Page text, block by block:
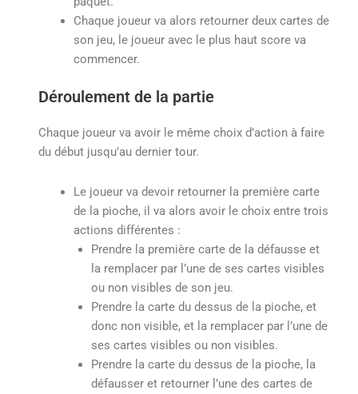
Chaque joueur va alors retourner deux cartes de
son jeu, le joueur avec le plus haut score va
commencer.
Déroulement de la partie
Chaque joueur va avoir le même choix d’action à faire
du début jusqu’au dernier tour.
Le joueur va devoir retourner la première carte
de la pioche, il va alors avoir le choix entre trois
actions différentes :
Prendre la première carte de la défausse et
la remplacer par l’une de ses cartes visibles
ou non visibles de son jeu.
Prendre la carte du dessus de la pioche, et
donc non visible, et la remplacer par l’une de
ses cartes visibles ou non visibles.
Prendre la carte du dessus de la pioche, la
défausser et retourner l’une des cartes de